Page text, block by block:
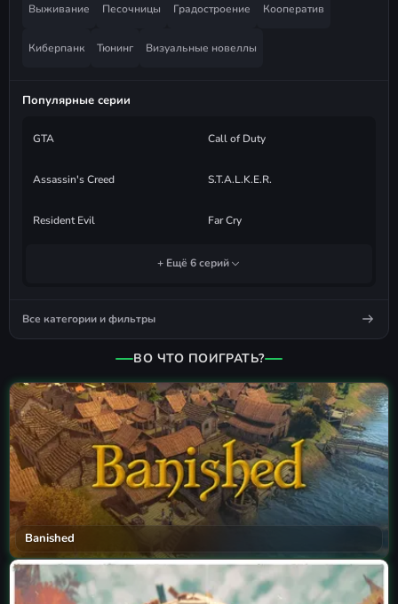
Выживание Песочницы Градостроение Кооператив
Киберпанк Тюнинг Визуальные новеллы
Популярные серии
GTA Call of Duty
Assassin's Creed S.T.A.L.K.E.R.
Resident Evil Far Cry
+ Ещё 6 серий
Все категории и фильтры
ВО ЧТО ПОИГРАТЬ?
Banished